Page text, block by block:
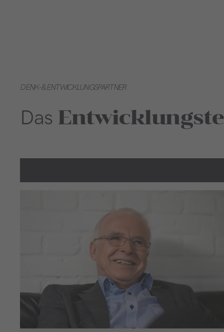
DENK- & ENTWICKLUNGSPARTNER
Das